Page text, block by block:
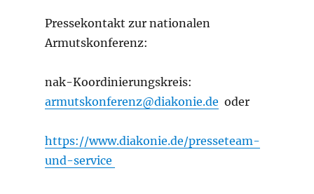
Pressekontakt zur nationalen
Armutskonferenz:
nak-Koordinierungskreis:
armutskonferenz@diakonie.de oder
https://www.diakonie.de/presseteam-
und-service